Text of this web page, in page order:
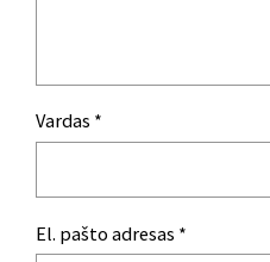
Vardas *
El. pašto adresas *